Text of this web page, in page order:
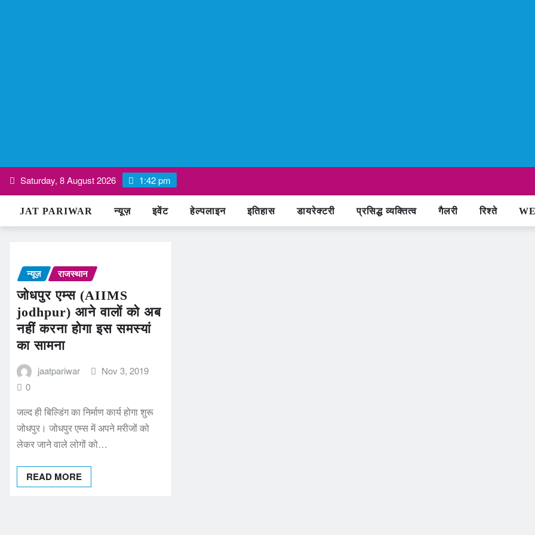
Skip
content
Saturday, 8 August 2026 1:42 pm
JAT PARIWAR न्यूज़ इवेंट हेल्पलाइन इतिहास डायरेक्टरी प्रसिद्ध व्यक्तित्व गैलरी रिश्ते
न्यूज़ राजस्थान
जोधपुर एम्स (AIIMS
jodhpur) आने वालों को अब
नहीं करना होगा इस समस्यां
का सामना
jaatpariwar
Nov 3, 2019
0
जल्द ही बिल्डिंग का निर्माण कार्य होगा शुरू
जोधपुर। जोधपुर एम्स में अपने मरीजों को
लेकर जाने वाले लोगों को…
READ MORE